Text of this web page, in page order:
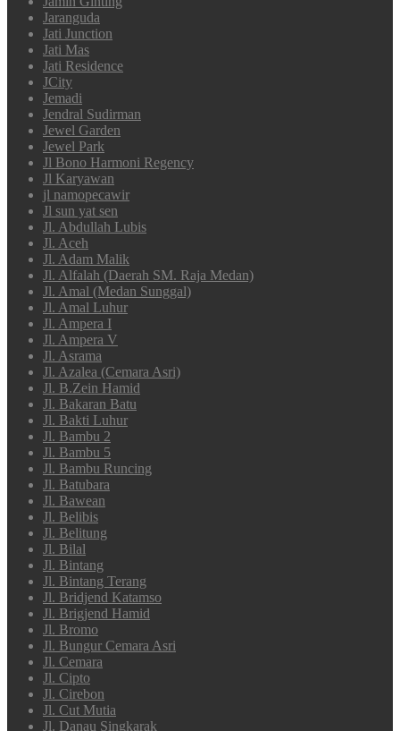
Jaranguda
Jati Junction
Jati Mas
Jati Residence
JCity
Jemadi
Jendral Sudirman
Jewel Garden
Jewel Park
Jl Bono Harmoni Regency
Jl Karyawan
jl namopecawir
Jl sun yat sen
Jl. Abdullah Lubis
Jl. Aceh
Jl. Adam Malik
Jl. Alfalah (Daerah SM. Raja Medan)
Jl. Amal (Medan Sunggal)
Jl. Amal Luhur
Jl. Ampera I
Jl. Ampera V
Jl. Asrama
Jl. Azalea (Cemara Asri)
Jl. B.Zein Hamid
Jl. Bakaran Batu
Jl. Bakti Luhur
Jl. Bambu 2
Jl. Bambu 5
Jl. Bambu Runcing
Jl. Batubara
Jl. Bawean
Jl. Belibis
Jl. Belitung
Jl. Bilal
Jl. Bintang
Jl. Bintang Terang
Jl. Bridjend Katamso
Jl. Brigjend Hamid
Jl. Bromo
Jl. Bungur Cemara Asri
Jl. Cemara
Jl. Cipto
Jl. Cirebon
Jl. Cut Mutia
Jl. Danau Singkarak